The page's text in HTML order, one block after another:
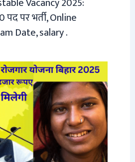
पर भर्ती, Online
Date, salary .